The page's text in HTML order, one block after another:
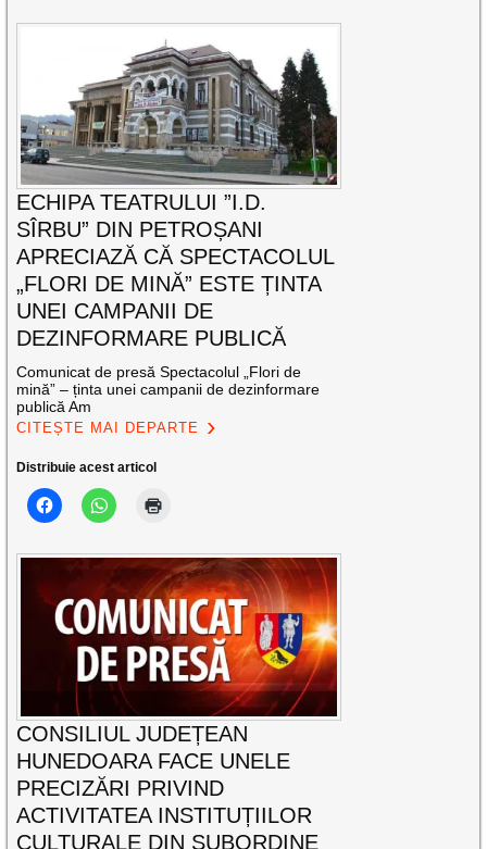
ECHIPA TEATRULUI ”I.D.
SÎRBU” DIN PETROȘANI
APRECIAZĂ CĂ SPECTACOLUL
„FLORI DE MINĂ” ESTE ȚINTA
UNEI CAMPANII DE
DEZINFORMARE PUBLICĂ
Comunicat de presă Spectacolul „Flori de
mină” – ținta unei campanii de dezinformare
publică Am
CITEȘTE MAI DEPARTE
Distribuie acest articol
CONSILIUL JUDEȚEAN
HUNEDOARA FACE UNELE
PRECIZĂRI PRIVIND
ACTIVITATEA INSTITUȚIILOR
CULTURALE DIN SUBORDINE